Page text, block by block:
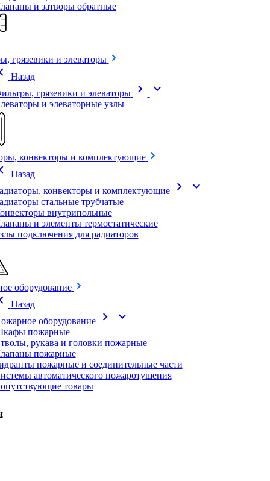
и затворы обратные
грязевики и элеваторы
Назад
грязевики и элеваторы
chevron_right expand_more
и элеваторные узлы
конвекторы и комплектующие
Назад
конвекторы и комплектующие
chevron_right expand_more
стальные трубчатые
внутрипольные
и элементы термостатические
подключения для радиаторов
оборудование
Назад
оборудование
chevron_right expand_more
пожарные
рукава и головки пожарные
пожарные
пожарные и соединительные части
автоматического пожаротушения
товары